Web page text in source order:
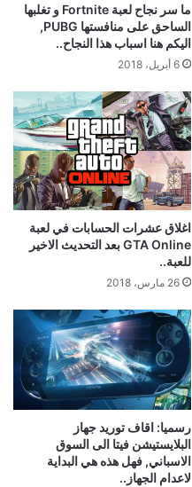
ما سر نجاح لعبة Fortnite و تغلبها
الساحق على منافستها PUBG,
اليكم هنا اسباب هذا النجاح..
6 أبريل، 2018
اغلاق عشرات الحسابات في لعبة
GTA Online بعد التحديث الاخير
للعبة..
26 مارس، 2018
رسميا: اقاف توريد جهاز
البلايستيشن فيتا الى السوق
الاسباني, فهل هذه هي البداية
لاعدام الجهاز..